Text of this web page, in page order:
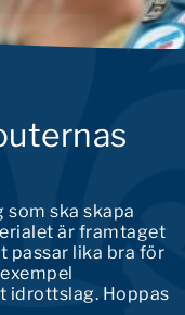
ska skapa
är framtaget
passar lika bra för
idrottslag. Hoppas